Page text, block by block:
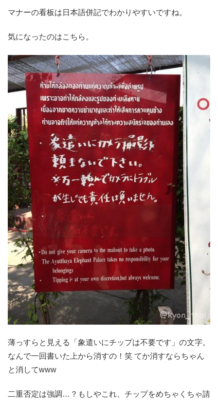
マナーの看板は日本語併記でわかりやすいですね。
気になったのはこちら。
薄っすらと見える「象遣いにチップは不要です」の文字。
なんで一回書いた上から消すの！笑 てか消すならちゃん
と消してwww
二重否定は強調…？もしやこれ、チップをめちゃくちゃ請